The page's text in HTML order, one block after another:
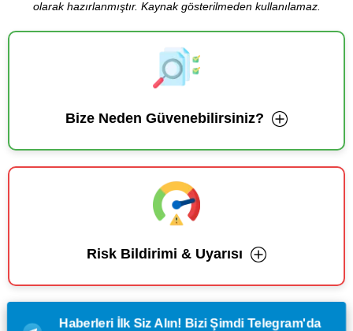
olarak hazırlanmıştır. Kaynak gösterilmeden kullanılamaz.
Bize Neden Güvenebilirsiniz?
Risk Bildirimi & Uyarısı
Haberleri İlk Siz Alın! Bizi Şimdi Telegram'da